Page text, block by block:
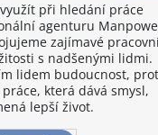
při hledání práce
agenturu
zajímavé
s nadšenými lidmi.
lidem budoucnost,
která dává smysl,
lepší život.